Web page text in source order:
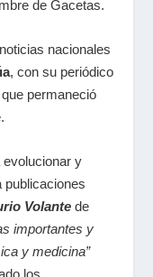
de Gacetas.
nacionales
, con su periódico
permaneció
evolucionar y
publicaciones
Volante de
importantes y
y medicina”
los